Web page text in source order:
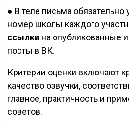
● В теле письма
номер школы каждого
ссылки на опубликованные
посты в ВК.
Критерии оценки включают
качество озвучки,
главное, практичность и
советов.